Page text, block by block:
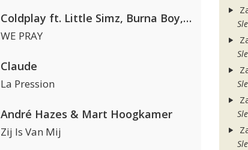
Coldplay ft. Little Simz, Burna Boy, Elyanna & Tini
WE PRAY
Claude
La Pression
André Hazes & Mart Hoogkamer
Zij Is Van Mij